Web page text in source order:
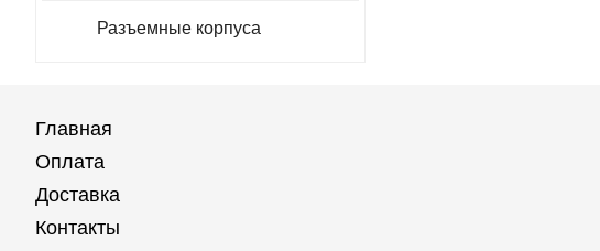
Разъемные корпуса
Главная
Оплата
Доставка
Контакты